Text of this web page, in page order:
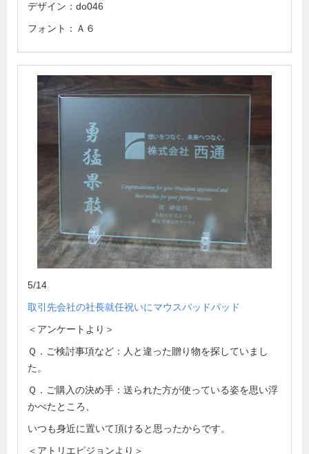
デザイン：do046
フォント：Ａ６
5/14
取引先会社の社長就任祝いにマウスパッドパッド
＜アンケートより＞
Ｑ．ご検討事項など：人と違った贈り物を探していまし
た。
Ｑ．ご購入の決め手：送られた方が使っている姿を思い浮
かべたところ、
いつも身近に置いて頂けると思ったからです。
＜アトリエピジョンより＞